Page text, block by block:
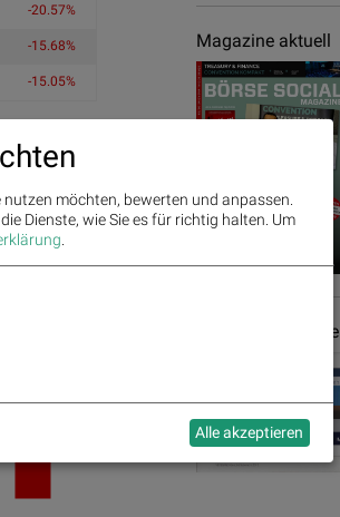
-20.57%
-15.68%
-15.05%
Magazine aktuell
Geschäftsberichte
möchten, bewerten und anpassen.
Dienste, wie Sie es für richtig halten. Um
Alle akzeptieren